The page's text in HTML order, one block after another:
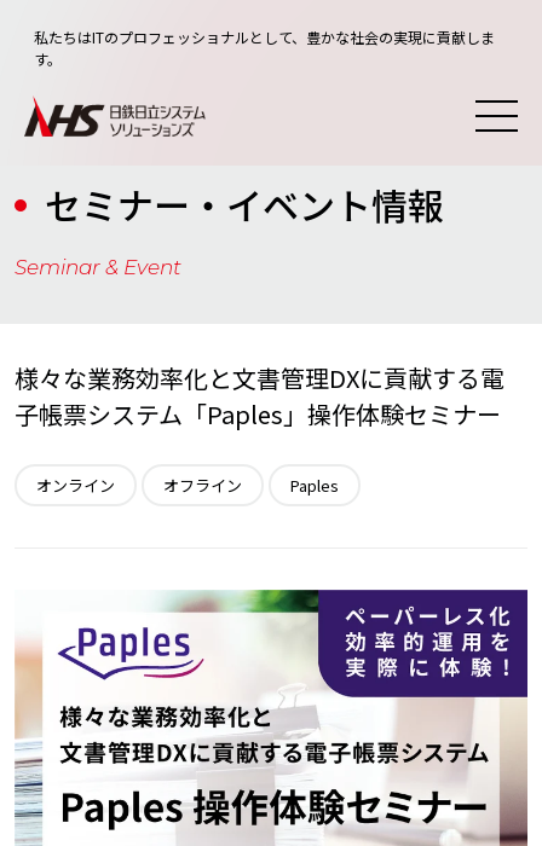
私たちはITのプロフェッショナルとして、豊かな社会の実現に貢献しま
す。
セミナー・イベント情報
Seminar & Event
様々な業務効率化と文書管理DXに貢献する電
子帳票システム「Paples」操作体験セミナー
オンライン オフライン Paples